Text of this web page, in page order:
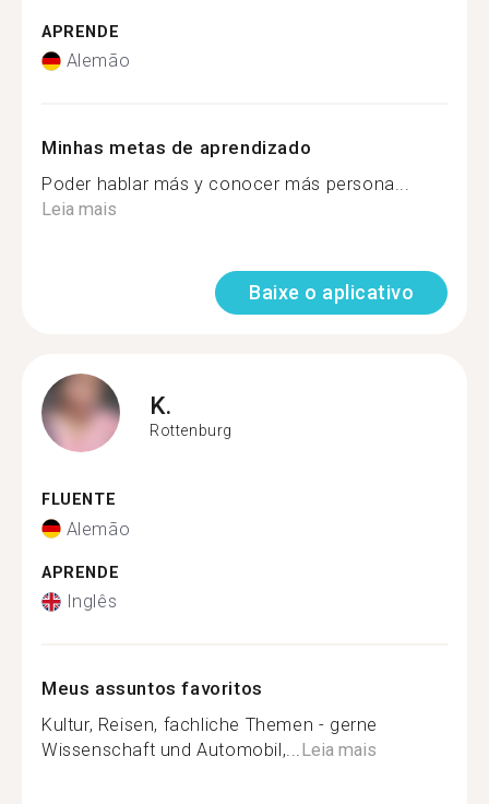
APRENDE
Alemão
Minhas metas de aprendizado
Poder hablar más y conocer más persona...
Leia mais
Baixe o aplicativo
K.
Rottenburg
FLUENTE
Alemão
APRENDE
Inglês
Meus assuntos favoritos
Kultur, Reisen, fachliche Themen - gerne
Wissenschaft und Automobil,...Leia mais